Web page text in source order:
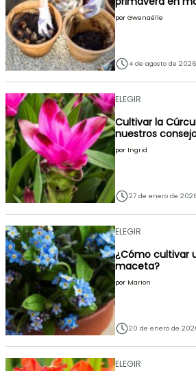
por Gwenaëlle
4 de agosto de 2026
ELEGIR
Cultivar la
nuestros
por Ingrid
27 de enero de
ELEGIR
¿Cómo cultivar
maceta?
por Marion
20 de enero de
ELEGIR